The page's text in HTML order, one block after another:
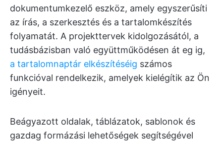
dokumentumkezelő eszköz, amely egyszerűsíti
az írás, a szerkesztés és a tartalomkészítés
folyamatát. A projekttervek kidolgozásától, a
tudásbázisban való együttműködésen át eg ig,
a tartalomnaptár elkészítéséig számos
funkcióval rendelkezik, amelyek kielégítik az Ön
igényeit.
Beágyazott oldalak, táblázatok, sablonok és
gazdag formázási lehetőségek segítségével